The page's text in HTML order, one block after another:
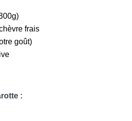
frais
goût)
: